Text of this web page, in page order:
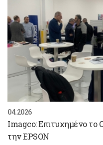
04.2026
Imagco: Επιτυχημένο το
την EPSON